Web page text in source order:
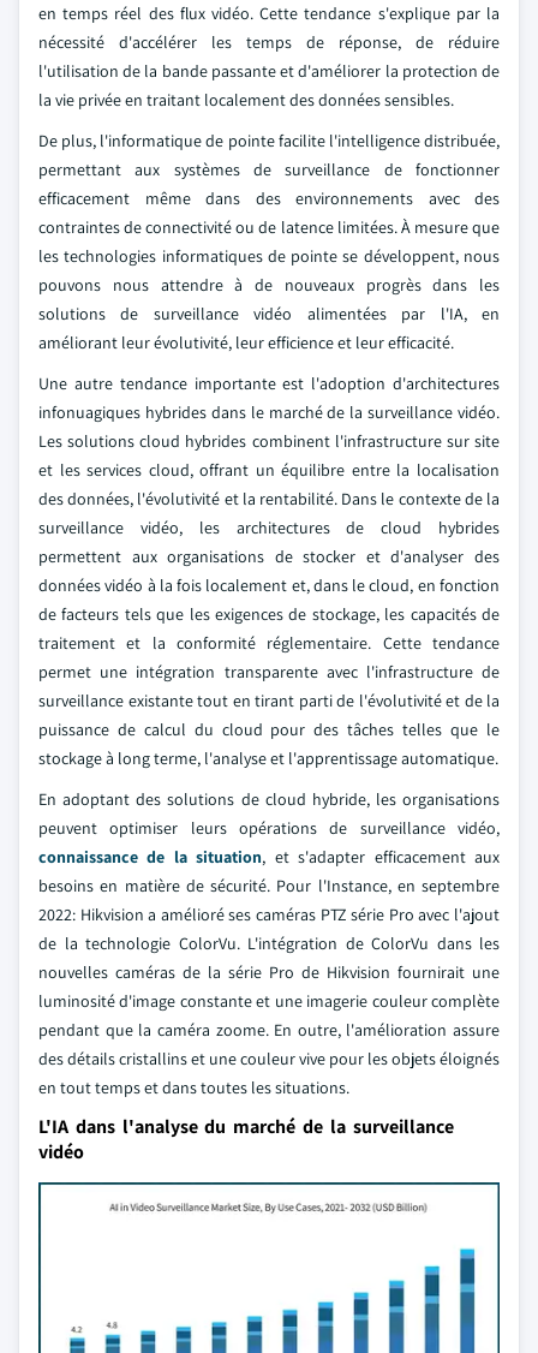
en temps réel des flux vidéo. Cette tendance s'explique par la
nécessité d'accélérer les temps de réponse, de réduire
l'utilisation de la bande passante et d'améliorer la protection de
la vie privée en traitant localement des données sensibles.
De plus, l'informatique de pointe facilite l'intelligence distribuée,
permettant aux systèmes de surveillance de fonctionner
efficacement même dans des environnements avec des
contraintes de connectivité ou de latence limitées. À mesure que
les technologies informatiques de pointe se développent, nous
pouvons nous attendre à de nouveaux progrès dans les
solutions de surveillance vidéo alimentées par l'IA, en
améliorant leur évolutivité, leur efficience et leur efficacité.
Une autre tendance importante est l'adoption d'architectures
infonuagiques hybrides dans le marché de la surveillance vidéo.
Les solutions cloud hybrides combinent l'infrastructure sur site
et les services cloud, offrant un équilibre entre la localisation
des données, l'évolutivité et la rentabilité. Dans le contexte de la
surveillance vidéo, les architectures de cloud hybrides
permettent aux organisations de stocker et d'analyser des
données vidéo à la fois localement et, dans le cloud, en fonction
de facteurs tels que les exigences de stockage, les capacités de
traitement et la conformité réglementaire. Cette tendance
permet une intégration transparente avec l'infrastructure de
surveillance existante tout en tirant parti de l'évolutivité et de la
puissance de calcul du cloud pour des tâches telles que le
stockage à long terme, l'analyse et l'apprentissage automatique.
En adoptant des solutions de cloud hybride, les organisations
peuvent optimiser leurs opérations de surveillance vidéo,
connaissance de la situation, et s'adapter efficacement aux
besoins en matière de sécurité. Pour l'Instance, en septembre
2022: Hikvision a amélioré ses caméras PTZ série Pro avec l'ajout
de la technologie ColorVu. L'intégration de ColorVu dans les
nouvelles caméras de la série Pro de Hikvision fournirait une
luminosité d'image constante et une imagerie couleur complète
pendant que la caméra zoome. En outre, l'amélioration assure
des détails cristallins et une couleur vive pour les objets éloignés
en tout temps et dans toutes les situations.
L'IA dans l'analyse du marché de la surveillance
vidéo